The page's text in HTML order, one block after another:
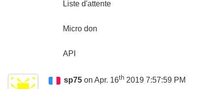
Liste d'attente
Micro don
API
sp75 on Apr. 16th 2019 7:57:59 PM